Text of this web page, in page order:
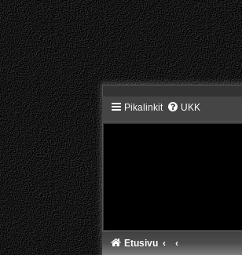
Pikalinkit UKK
Etusivu